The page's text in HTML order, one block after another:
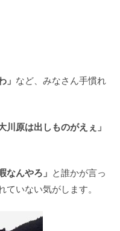
」 など、みなさん手慣れ
川原は出しものがえぇ」
なんやろ」 と誰かが言っ
いない気がします。